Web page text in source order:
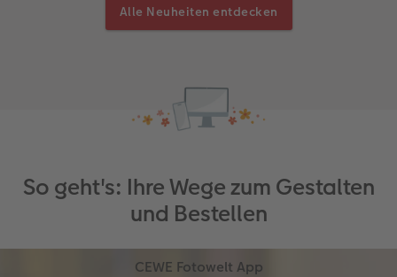
Alle Neuheiten entdecken
So geht's: Ihre Wege zum Gestalten
und Bestellen